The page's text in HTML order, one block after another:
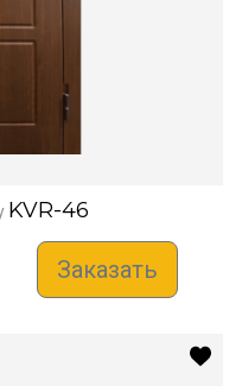
KVR-46
Заказать